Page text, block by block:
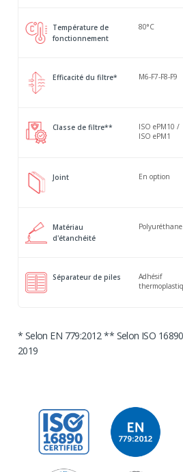
Température de
fonctionnement
80°C
Efficacité du filtre* M6-F7-F8-F9
Classe de filtre**
ISO ePM10 /
ISO ePM1
Joint En option
Matériau
d'étanchéité
Polyuréthane
Séparateur de piles
Adhésif
* Selon EN 779:2012 ** Selon ISO
2019